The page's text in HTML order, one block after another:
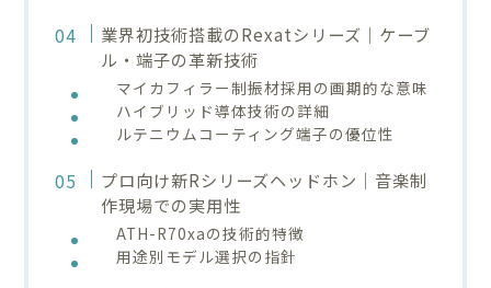
業界初技術搭載のRexatシリーズ｜ケーブ
ル・端子の革新技術
マイカフィラー制振材採用の画期的な意味
ハイブリッド導体技術の詳細
ルテニウムコーティング端子の優位性
プロ向け新Rシリーズヘッドホン｜音楽制
作現場での実用性
ATH-R70xaの技術的特徴
用途別モデル選択の指針